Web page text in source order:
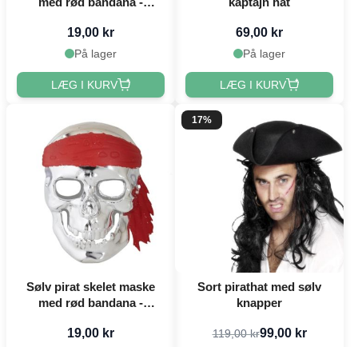
19,00 kr
På lager
LÆG I KURV
69,00 kr
På lager
LÆG I KURV
Sølv pirat skelet maske
med rød bandana -
19,00 kr
17%
Sort pirathat med sølv
knapper
119,00 kr99,00 kr